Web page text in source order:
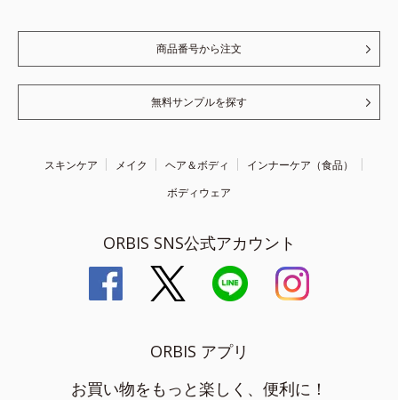
商品番号から注文
無料サンプルを探す
スキンケア メイク ヘア＆ボディ
インナーケア（食品）
ボディウェア
ORBIS SNS公式アカウント
ORBIS アプリ
お買い物をもっと楽しく、便利に！